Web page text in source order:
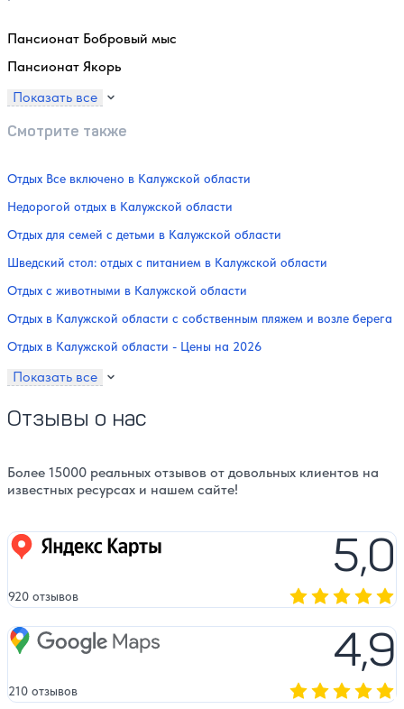
Пансионат Бобровый мыс
Пансионат Якорь
Показать все
Смотрите также
Отдых Все включено в Калужской области
Недорогой отдых в Калужской области
Отдых для семей с детьми в Калужской области
Шведский стол: отдых с питанием в Калужской области
Отдых с животными в Калужской области
Отдых в Калужской области с собственным пляжем и возле берега
Отдых в Калужской области - Цены на 2026
Показать все
Отзывы о нас
Более 15000 реальных отзывов от довольных клиентов на
известных ресурсах и нашем сайте!
Яндекс карты 5,0
920 отзывов
Google Maps 4,9
210 отзывов